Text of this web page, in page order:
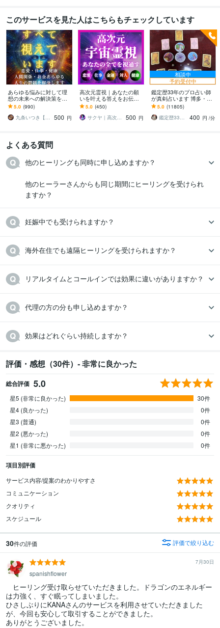
このサービスを見た人はこちらもチェックしています
あらゆる悩みに対して理
想の未来への解決策を授
けます 人生が上手くいか
ないと悩んでいる人に未
来を好転させる魂の導き
5.0 (990)
九条いつき【高次元宇宙霊視師】
500 円
高次元霊視｜あなたの願
いを叶える答えをお伝え
します 恋愛・仕事・金
運・人間関係など｜あな
たを願望成就へ導く霊視
5.0 (450)
サクヤ｜高次元スピリット
500 円
相談中
予約受付中
鑑定歴33年のプロ占い師
が真剣占います 博多・廓
屋の純血統占い祈願師
雷鳥
5.0 (11805)
鑑定歴33年のプロ占い師 雷鳥
400 円 /分
よくある質問
他のヒーリングも同時に申し込めますか？
他のヒーラーさんからも同じ期間にヒーリングを受けられ
ますか？
妊娠中でも受けられますか？
海外在住でも遠隔ヒーリングを受けられますか？
リアルタイムとコールインでは効果に違いがありますか？
代理の方の分も申し込めますか？
効果はどれぐらい持続しますか？
評価・感想（30件）- 非常に良かった
総合評価 5.0
星5 (非常に良かった)
30件
星4 (良かった)
0件
星3 (普通)
0件
星2 (悪かった)
0件
星1 (非常に悪かった)
0件
項目別評価
サービス内容/提案のわかりやすさ
コミュニケーション
クオリティ
スケジュール
30件の評価 評価で絞り込む
7月30日
spanishflower
ヒーリング受け取らせていただきました。ドラゴンのエネルギー
は力強く、すぐ眠ってしまいました。
ひさしぶりにKANAさんのサービスを利用させていただきました
が、今回も安心して取引することができました。
ありがとうございました。